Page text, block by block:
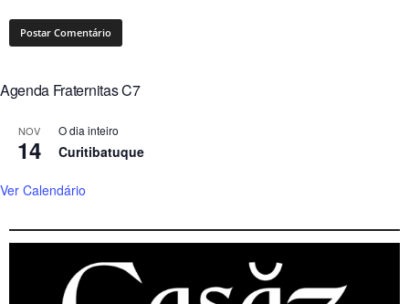
Agenda Fraternitas C7
NOV
14
O dia inteiro
Curitibatuque
Ver Calendário